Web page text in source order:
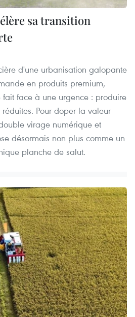
sa transition
d'une urbanisation galopante
en produits premium,
face à une urgence : produire
Pour doper la valeur
virage numérique et
désormais non plus comme un
planche de salut.